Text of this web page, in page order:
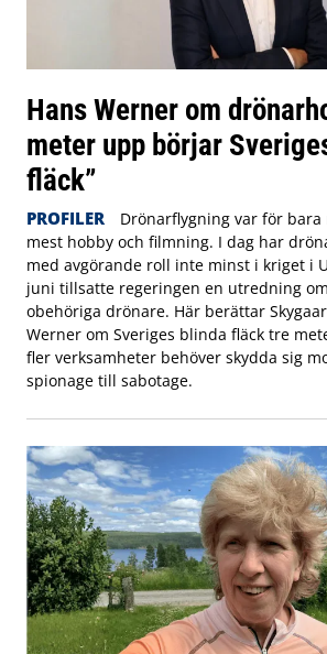
Hans Werner om
meter upp börjar
fläck”
PROFILER
Drönarflygning var för bara
mest hobby och filmning. I dag har
med avgörande roll inte minst i kriget i
juni tillsatte regeringen en utredning
obehöriga drönare. Här berättar
Werner om Sveriges blinda fläck tre
fler verksamheter behöver skydda sig
spionage till sabotage.